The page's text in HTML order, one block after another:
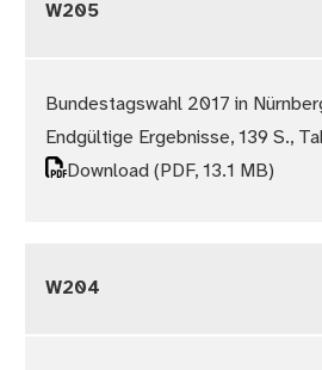
W205
Bundestagswahl 2017 in
Endgültige Ergebnisse, 139 S.,
Download(PDF, 13.1 MB)
W204